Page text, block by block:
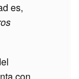
es,